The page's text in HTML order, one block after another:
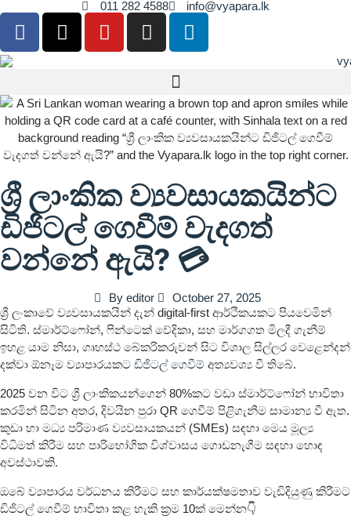
011 282 4588 info@vyapara.lk
ශ්‍රී ලාංකික ව්‍යවසායකයින්ට
ඩිජිටල් ගෙවීම් වැදගත්
වන්නේ ඇයි? 💳
Byeditor
October 27, 2025
ශ්‍රී ලංකාවේ ව්‍යවසායකයින් දැන් digital-first ආර්ථිකයකට පියවෙමින්
සිටිති. ස්මාර්ට්ෆෝන්, ෆින්ටෙක් වේදිකා, සහ මාර්ගගත මිලදී ගැනීම්
ඉහළ යාම නිසා, ගෘහස්ථ බේකරිකරුවන් සිට විශාල සිල්ලර වෙළෙන්දන්
දක්වා ඕනෑම ව්‍යාපාරයකට ඩිජිටල් ගෙවීම් අත්‍යවශ්‍ය වී තිබේ.
2025 වන විට ශ්‍රී ලාංකිකයන්ගෙන් 80%කට වඩා ස්මාර්ට්ෆෝන් භාවිතා
කරමින් සිටින අතර, දිවයින පුරා QR ගෙවීම් පිළිගැනීම සාමාන්‍ය වී ඇත.
කුඩා හා මධ්‍ය පරිමාණ ව්‍යවසායකයන් (SMEs) සඳහා මෙය මූල්‍ය
විධිමත් කිරීම සහ පාරිභෝගික විශ්වාසය ගොඩනැගීම සඳහා හොඳ
අවස්ථාවකි.
ඔබේ ව්‍යාපාරය වර්ධනය කිරීමට සහ කාර්යක්ෂමතාව වැඩිදියුණු කිරීමට
ඩිජිටල් ගෙවීම් භාවිතා කළ හැකි ක්‍රම 10ක් මෙන්න👇